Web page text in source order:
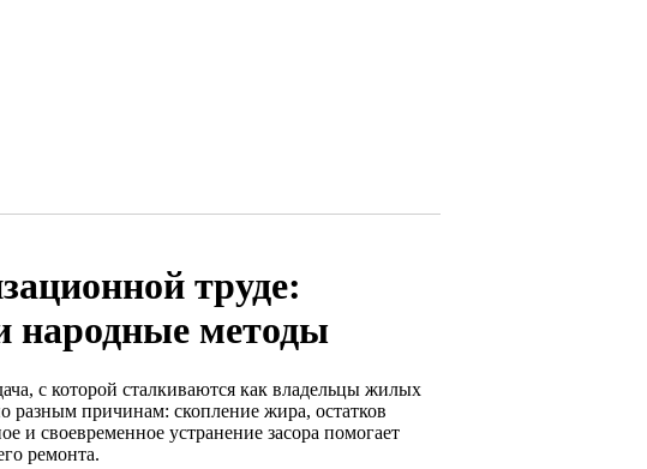
труде:
народные методы
с которой сталкиваются как владельцы жилых
разным причинам: скопление жира, остатков
своевременное устранение засора помогает
ремонта.